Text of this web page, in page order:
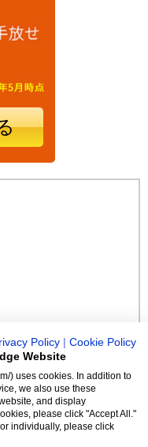
Policy
Cookie Policy
Website
) uses cookies. In addition to
we also use these
and display
please click "Accept All."
individually, please click